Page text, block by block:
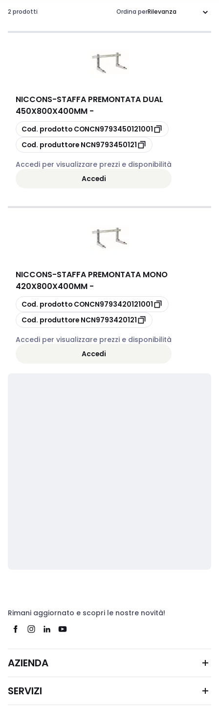
2 prodotti Ordina per
NICCONS-STAFFA PREMONTATA DUAL
450X800X400MM -
copia
Cod. prodotto CONCN9793450121001
copia
Cod. produttore NCN9793450121
Accedi per visualizzare prezzi e disponibilità
Accedi
NICCONS-STAFFA PREMONTATA MONO
420X800X400MM -
copia
Cod. prodotto CONCN9793420121001
copia
Cod. produttore NCN9793420121
Accedi per visualizzare prezzi e disponibilità
Accedi
Rimani aggiornato e scopri le nostre novità!
AZIENDA
SERVIZI